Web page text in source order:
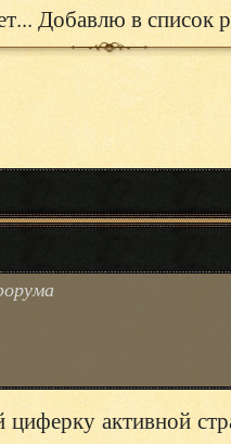
Добавлю в список
циферку активной